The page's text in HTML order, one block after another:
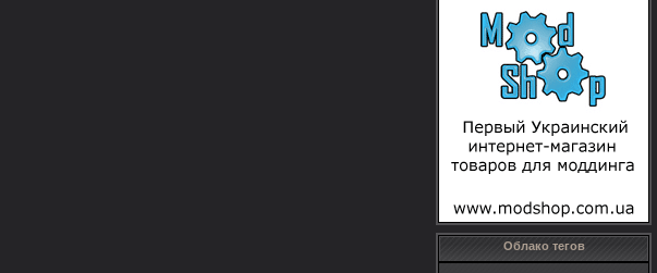
Облако тегов